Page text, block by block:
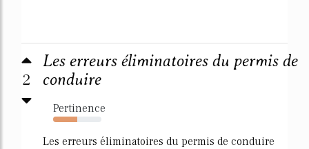
2
Les erreurs éliminatoires du permis de
conduire
Pertinence
50%
Les erreurs éliminatoires du permis de conduire